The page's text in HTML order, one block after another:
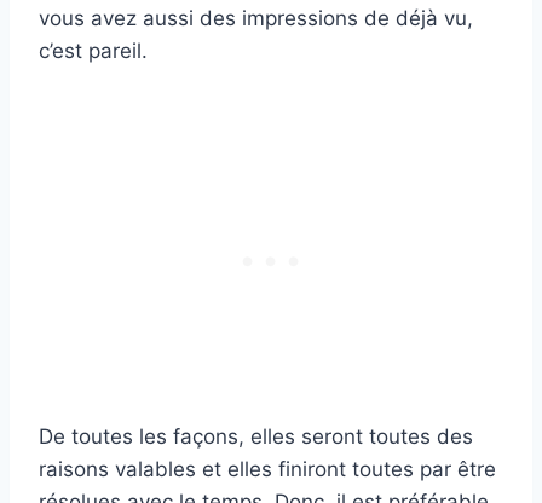
vous avez aussi des impressions de déjà vu,
c’est pareil.
De toutes les façons, elles seront toutes des
raisons valables et elles finiront toutes par être